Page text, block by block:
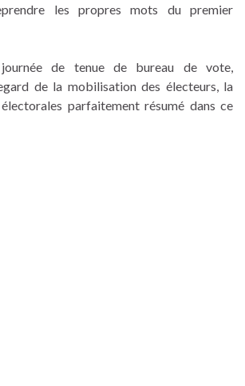
les propres mots du premier
de tenue de bureau de vote,
de la mobilisation des électeurs, la
parfaitement résumé dans ce